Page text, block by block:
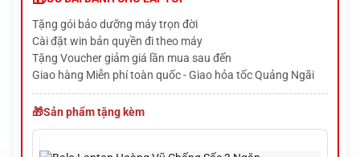
Tặng gói bảo dưỡng máy trọn đời
Cài đặt win bản quyền đi theo máy
Tặng Voucher giảm giá lần mua sau đến
Giao hàng Miễn phí toàn quốc - Giao hỏa tốc Quảng Ngãi
Sản phẩm tặng kèm